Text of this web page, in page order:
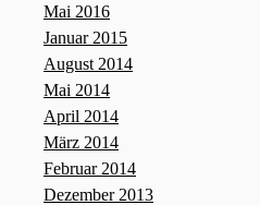
Mai 2016
Januar 2015
August 2014
Mai 2014
April 2014
März 2014
Februar 2014
Dezember 2013